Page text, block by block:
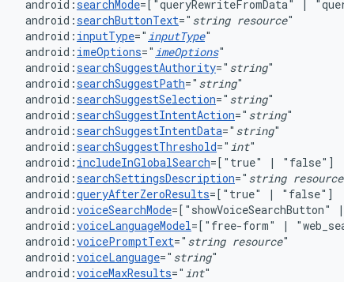
android:searchMode=["queryRewriteFromData" |
android:searchButtonText=" string resource
android: inputType=" inputType
android: imeOptions=" imeOptions
android:searchSuggestAuthority=" string
android:searchSuggestPath=" string
android:searchSuggestSelection=" string
android:searchSuggestIntentAction=" string
android:searchSuggestIntentData=" string
android:searchSuggestThreshold=" int
android: includeInGlobalSearch=["true" |
android:searchSettingsDescription=" string resource
android:queryAfterZeroResults=["true" |
android:voiceSearchMode=["showVoiceSearchButton" |
android:voiceLanguageModel=["free-form" |
android:voicePromptText=" string resource
android:voiceLanguage=" string
android:voiceMaxResults=" int